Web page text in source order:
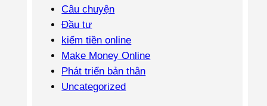
Câu chuyện
Đầu tư
kiếm tiền online
Make Money Online
Phát triển bản thân
Uncategorized